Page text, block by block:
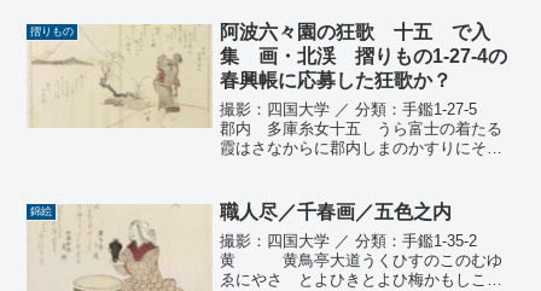
摺りもの
阿波六々園の狂歌 十五ゝで入
集 画・北渓 摺りもの1-27-4の
春興帳に応募した狂歌か？
撮影：四国大学 ／ 分類：手鑑1-27-5
郡内 多庫糸女十五ゝうら富士の着たる
霞はさなからに郡内しまのかすりにそひ
五ゝ春の野に若菜をつめハ雪消にてわか
衣手もおひたし...
錦絵 職人尽／千春画／五色之内
撮影：四国大学 ／ 分類：手鑑1-35-2
黄 黄鳥亭大道うくひすのこのむゆ
ゑにやさゝとよひきとよひ梅かもしこと